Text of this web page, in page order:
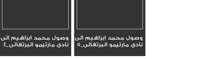
وصول محمد ابراهيم الى
نادى مارتيمو البرتغالى_5
وصول محمد ابراهيم الى
نادى مارتيمو البرتغالى_4